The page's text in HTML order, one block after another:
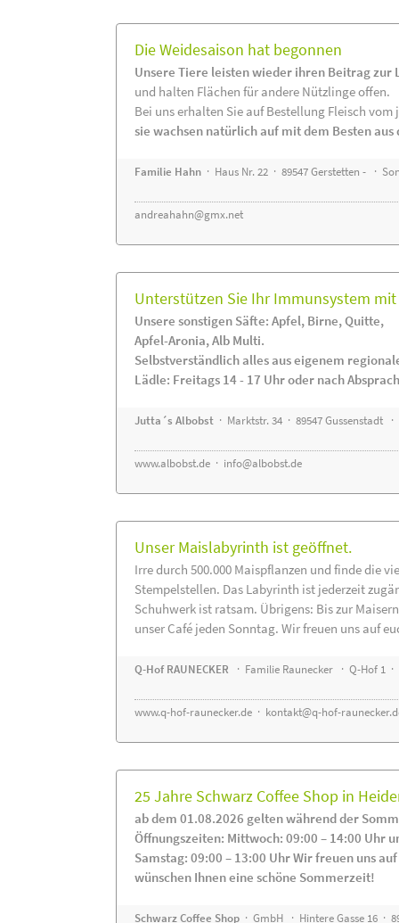
Die Weidesaison hat begonnen
Unsere Tiere leisten wieder ihren Beitrag zur
und halten Flächen für andere Nützlinge offen.
Bei uns erhalten Sie auf Bestellung Fleisch
sie wachsen natürlich auf mit dem Besten aus
Familie Hahn · Haus Nr. 22 · 89547 Gerstetten - ·
andreahahn@gmx.net
Unterstützen Sie Ihr Immunsystem
Unsere sonstigen Säfte: Apfel, Birne, Quitte,
Apfel-Aronia, Alb Multi.
Selbstverständlich alles aus eigenem
Lädle: Freitags 14 - 17 Uhr oder nach
Jutta´s Albobst · Marktstr. 34 · 89547 Gussenstadt ·
www.albobst.de · info@albobst.de
Unser Maislabyrinth ist geöffnet.
Irre durch 500.000 Maispflanzen und finde die
Stempelstellen. Das Labyrinth ist jederzeit
Schuhwerk ist ratsam. Übrigens: Bis zur
unser Café jeden Sonntag. Wir freuen uns auf
Q-Hof RAUNECKER · Familie Raunecker · Q-Hof 1
www.q-hof-raunecker.de · kontakt@q-hof-
25 Jahre Schwarz Coffee Shop in
ab dem 01.08.2026 gelten während der
Öffnungszeiten: Mittwoch: 09:00 – 14:00 Uhr
Samstag: 09:00 – 13:00 Uhr Wir freuen uns
wünschen Ihnen eine schöne Sommerzeit!
Schwarz Coffee Shop · GmbH · Hintere Gasse 16 ·